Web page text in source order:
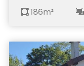
186m²